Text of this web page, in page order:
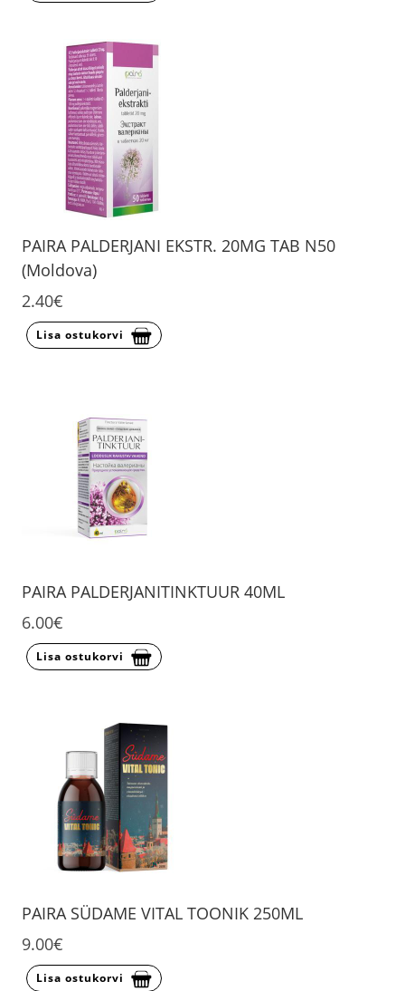
PAIRA PALDERJANI EKSTR. 20MG TAB N50
(Moldova)
2.40€
Lisa ostukorvi
PAIRA PALDERJANITINKTUUR 40ML
6.00€
Lisa ostukorvi
PAIRA SÜDAME VITAL TOONIK 250ML
9.00€
Lisa ostukorvi